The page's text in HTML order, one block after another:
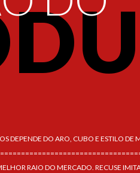
DEPENDE DO ARO, CUBO E ESTILO DE
RAIO DO MERCADO. RECUSE